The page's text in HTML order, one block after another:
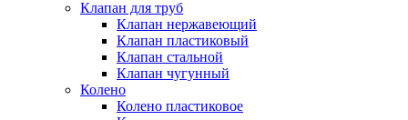
Клапан для труб
Клапан нержавеющий
Клапан пластиковый
Клапан стальной
Клапан чугунный
Колено
Колено пластиковое